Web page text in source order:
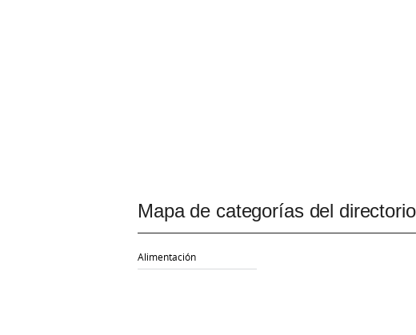
Mapa de categorías del directorio
Alimentación